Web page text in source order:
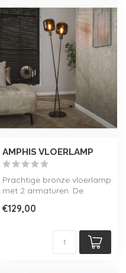
AMPHIS VLOERLAMP
Prachtige bronze vloerlamp
met 2 armaturen. De
speels e...
€129,00